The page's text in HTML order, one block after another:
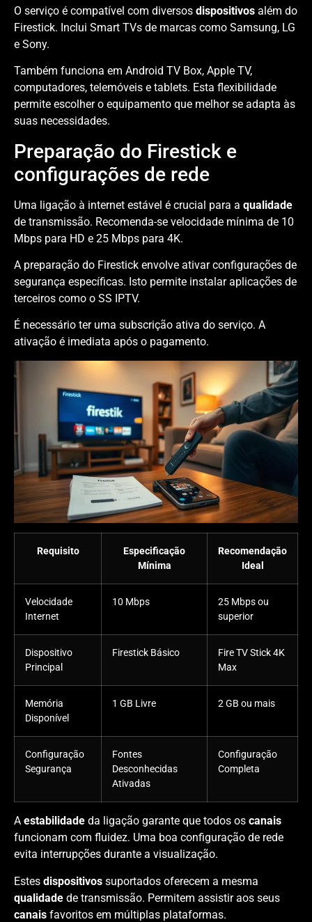
O serviço é compatível com diversos dispositivos além do
Firestick. Inclui Smart TVs de marcas como Samsung, LG
e Sony.
Também funciona em Android TV Box, Apple TV,
computadores, telemóveis e tablets. Esta flexibilidade
permite escolher o equipamento que melhor se adapta às
suas necessidades.
Preparação do Firestick e
configurações de rede
Uma ligação à internet estável é crucial para a qualidade
de transmissão. Recomenda-se velocidade mínima de 10
Mbps para HD e 25 Mbps para 4K.
A preparação do Firestick envolve ativar configurações de
segurança específicas. Isto permite instalar aplicações de
terceiros como o SS IPTV.
É necessário ter uma subscrição ativa do serviço. A
ativação é imediata após o pagamento.
Requisito
Especificação
Mínima
Recomendação
Ideal
Velocidade
Internet
10 Mbps
25 Mbps ou
superior
Dispositivo
Principal
Firestick Básico
Fire TV Stick 4K
Max
Memória
Disponível
1 GB Livre 2 GB ou mais
Configuração
Segurança
Fontes
Desconhecidas
Ativadas
Configuração
Completa
A estabilidade da ligação garante que todos os canais
funcionam com fluidez. Uma boa configuração de rede
evita interrupções durante a visualização.
Estes dispositivos suportados oferecem a mesma
qualidade de transmissão. Permitem assistir aos seus
canais favoritos em múltiplas plataformas.